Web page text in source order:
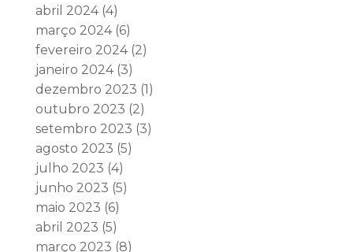
abril 2024(4)
março 2024(6)
fevereiro 2024(2)
janeiro 2024(3)
dezembro 2023 (1)
outubro 2023 (2)
setembro 2023 (3)
agosto 2023 (5)
julho 2023 (4)
junho 2023 (5)
maio 2023 (6)
abril 2023 (5)
março 2023 (8)